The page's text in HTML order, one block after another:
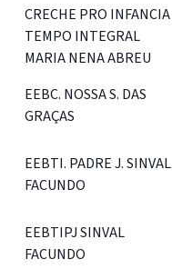
CRECHE PRO INFANCIA
TEMPO INTEGRAL
MARIA NENA ABREU
EEBC. NOSSA S. DAS
GRAÇAS
EEBTI. PADRE J. SINVAL
FACUNDO
EEBTIPJ SINVAL
FACUNDO